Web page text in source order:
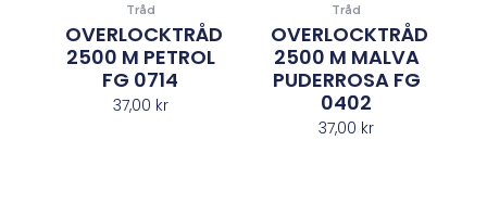
Tråd
OVERLOCKTRÅD
2500 M PETROL
FG 0714
37,00 kr
Tråd
OVERLOCKTRÅD
2500 M MALVA
PUDERROSA FG
0402
37,00 kr